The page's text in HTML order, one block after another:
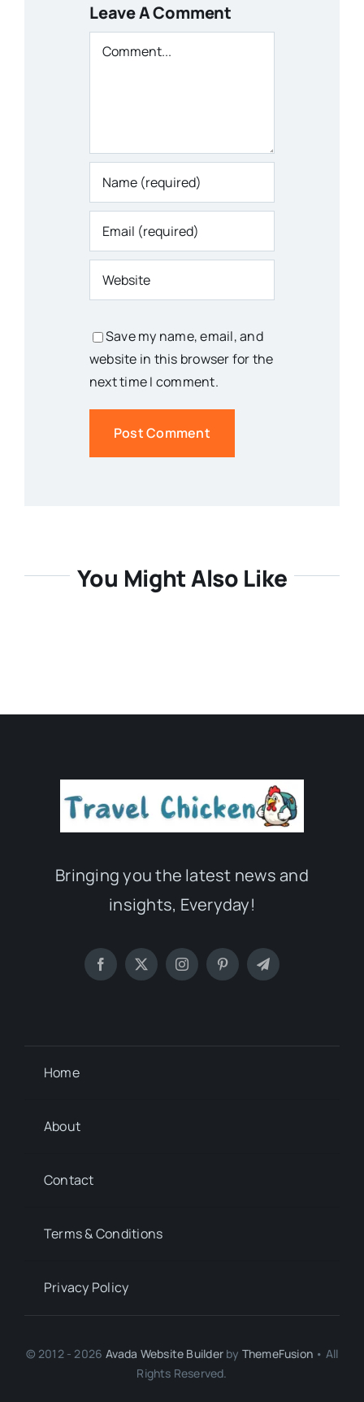
Leave A Comment
Comment
Save my name, email, and
website in this browser for the
next time I comment.
You Might Also Like
Bringing you the latest news and
insights, Everyday!
Home
About
Contact
Terms & Conditions
Privacy Policy
© 2012 - 2026 Avada Website Builderby ThemeFusion • All
Rights Reserved.